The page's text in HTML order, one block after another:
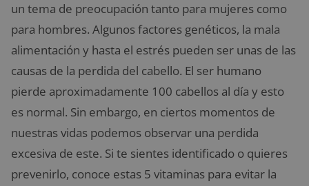
un tema de preocupación tanto para mujeres como
para hombres. Algunos factores genéticos, la mala
alimentación y hasta el estrés pueden ser unas de las
causas de la perdida del cabello. El ser humano
pierde aproximadamente 100 cabellos al día y esto
es normal. Sin embargo, en ciertos momentos de
nuestras vidas podemos observar una perdida
excesiva de este. Si te sientes identificado o quieres
prevenirlo, conoce estas 5 vitaminas para evitar la